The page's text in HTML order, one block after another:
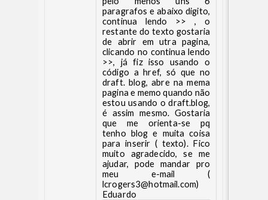
paragrafos e abaixo digito,
continua lendo >> , o
restante do texto gostaria
de abrir em utra pagina,
clicando no continua lendo
>>, já fiz isso usando o
código a href, só que no
draft. blog, abre na mema
pagina e memo quando não
estou usando o draft.blog,
é assim mesmo. Gostaria
que me orienta-se pq
tenho blog e muita coisa
para inserir ( texto). Fico
muito agradecido, se me
ajudar, pode mandar pro
meu e-mail (
lcrogers3@hotmail.com)
Eduardo